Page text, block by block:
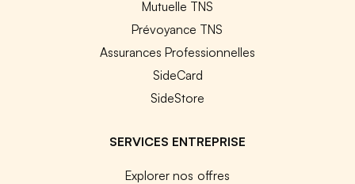
Mutuelle TNS
Prévoyance TNS
Assurances Professionnelles
SideCard
SideStore
SERVICES ENTREPRISE
Explorer nos offres